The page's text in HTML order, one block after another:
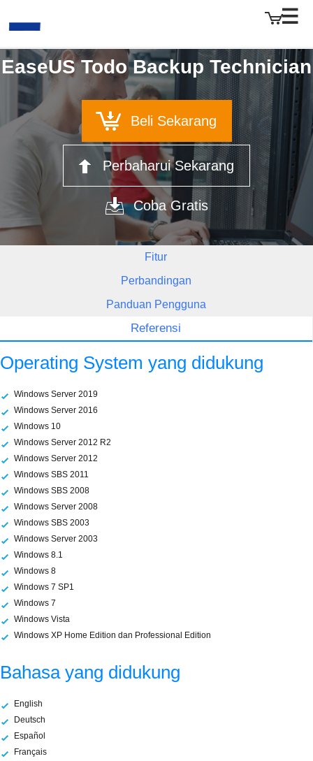
EaseUS
EaseUS Todo Backup Technician
Beli Sekarang
Perbaharui Sekarang
Coba Gratis
Fitur
Perbandingan
Panduan Pengguna
Referensi
Operating System yang didukung
Windows Server 2019
Windows Server 2016
Windows 10
Windows Server 2012 R2
Windows Server 2012
Windows SBS 2011
Windows SBS 2008
Windows Server 2008
Windows SBS 2003
Windows Server 2003
Windows 8.1
Windows 8
Windows 7 SP1
Windows 7
Windows Vista
Windows XP Home Edition dan Professional Edition
Bahasa yang didukung
English
Deutsch
Español
Français